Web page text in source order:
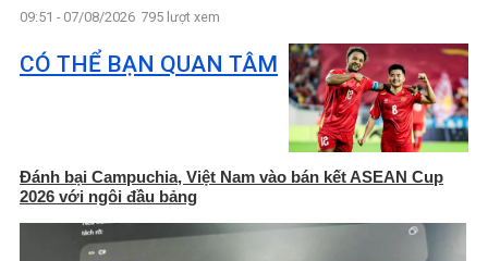
09:51 - 07/08/2026 795 lượt xem
CÓ THỂ BẠN QUAN TÂM
Đánh bại Campuchia, Việt Nam vào bán kết ASEAN Cup
2026 với ngôi đầu bảng